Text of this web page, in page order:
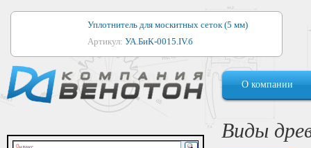
Уплотнитель для москитных сеток (5 мм)
Артикул: УА.БиК-0015.IV.б
Уплотнитель для алюминиевых окон
Артикул:1044
Уплотнитель для деревянных окон
Артикул:УМ.БиК-0062.IV.б
О компании
Виды